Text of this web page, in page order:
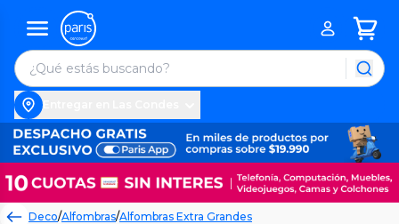
Deco/Alfombras/Alfombras Extra Grandes